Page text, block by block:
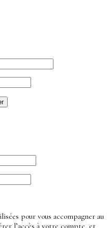
pour vous accompagner au